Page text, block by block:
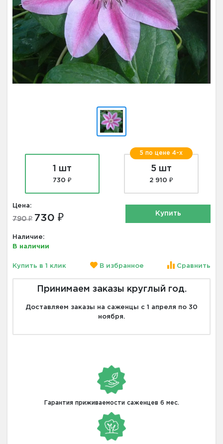
1 шт
730 ₽
5 по цене 4-х
5 шт
2 910 ₽
Цена:
790 ₽ 730 ₽
Наличие:
В наличии
Купить
Купить в 1 клик В избранное Сравнить
Принимаем заказы круглый год.
Доставляем заказы на саженцы с 1 апреля по 30
ноября.
Гарантия приживаемости саженцев 6 мес.